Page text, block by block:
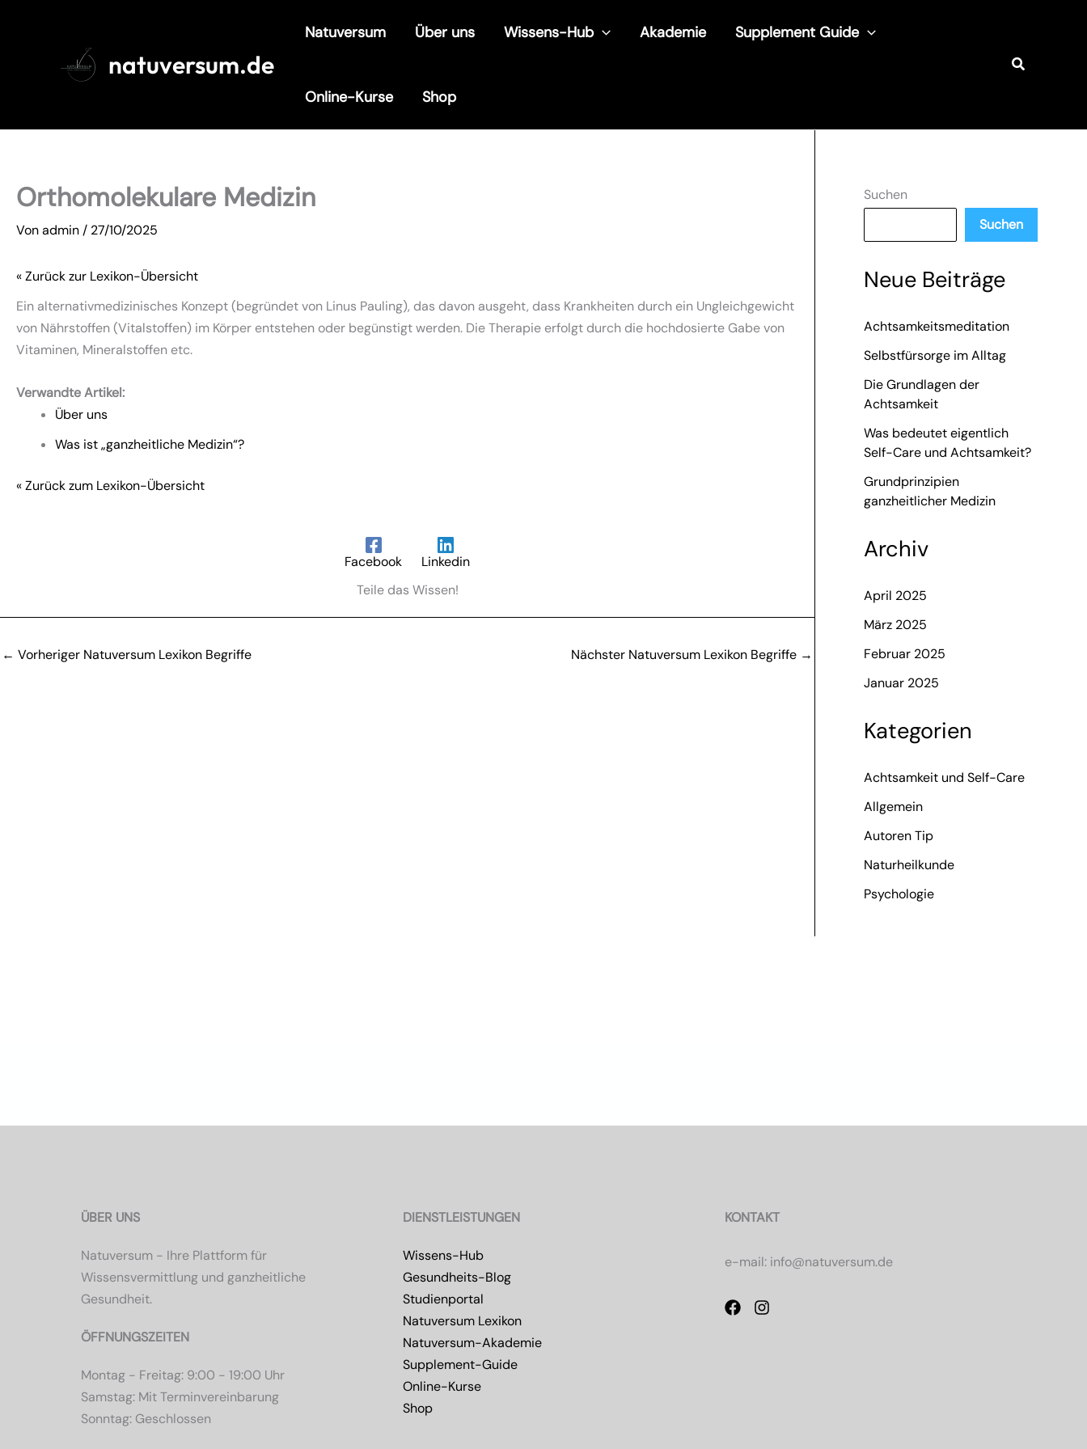
natuversum.de
Natuversum Über uns Wissens-Hub Akademie Supplement Guide
Online-Kurse Shop
Suchen
Orthomolekulare Medizin
Vonadmin / 27/10/2025
« Zurück zur Lexikon-Übersicht
Ein alternativmedizinisches Konzept (begründet von Linus Pauling), das davon ausgeht, dass Krankheiten durch ein Ungleichgewicht
von Nährstoffen (Vitalstoffen) im Körper entstehen oder begünstigt werden. Die Therapie erfolgt durch die hochdosierte Gabe von
Vitaminen, Mineralstoffen etc.
Verwandte Artikel:
Über uns
Was ist „ganzheitliche Medizin“?
« Zurück zum Lexikon-Übersicht
Facebook
Linkedin
Teile das Wissen!
← Vorheriger Natuversum Lexikon Begriffe Nächster Natuversum Lexikon Begriffe →
Suchen
Suchen
Neue Beiträge
Achtsamkeitsmeditation
Selbstfürsorge im Alltag
Die Grundlagen der
Achtsamkeit
Was bedeutet eigentlich
Self-Care und Achtsamkeit?
Grundprinzipien
ganzheitlicher Medizin
Archiv
April 2025
März 2025
Februar 2025
Januar 2025
Kategorien
Achtsamkeit und Self-Care
Allgemein
Autoren Tip
Naturheilkunde
Psychologie
ÜBER UNS
Natuversum - Ihre Plattform für
Wissensvermittlung und ganzheitliche
Gesundheit.
ÖFFNUNGSZEITEN
Montag - Freitag: 9:00 - 19:00 Uhr
Samstag: Mit Terminvereinbarung
Sonntag: Geschlossen
DIENSTLEISTUNGEN
Wissens-Hub
Gesundheits-Blog
Studienportal
Natuversum Lexikon
Natuversum-Akademie
Supplement-Guide
Online-Kurse
Shop
KONTAKT
e-mail: info@natuversum.de